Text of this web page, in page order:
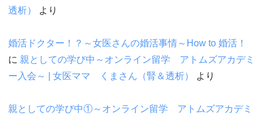
透析）
より
婚活ドクター！？～女医さんの婚活事情～How to 婚活！
に 親としての学び中～オンライン留学 アトムズアカデミ
ー入会～ | 女医ママ くまさん（腎＆透析）
より
親としての学び中①～オンライン留学 アトムズアカデミ